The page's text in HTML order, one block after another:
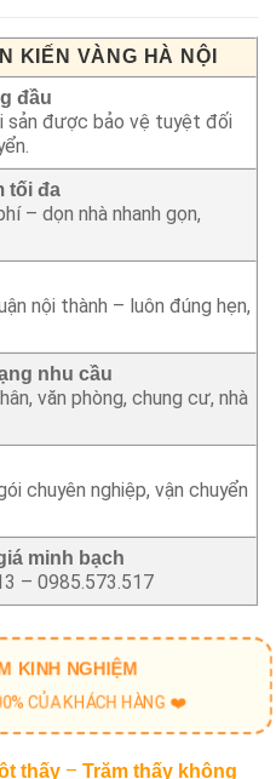
KIẾN VÀNG HÀ NỘI
đầu
sản được bảo vệ tuyệt đối
tối đa
– dọn nhà nhanh gọn,
nội thành – luôn đúng hẹn,
nhu cầu
văn phòng, chung cư, nhà
chuyên nghiệp, vận chuyển
minh bạch
– 0985.573.517
KINH NGHIỆM
CỦA KHÁCH HÀNG ❤️
thấy – Trăm thấy không